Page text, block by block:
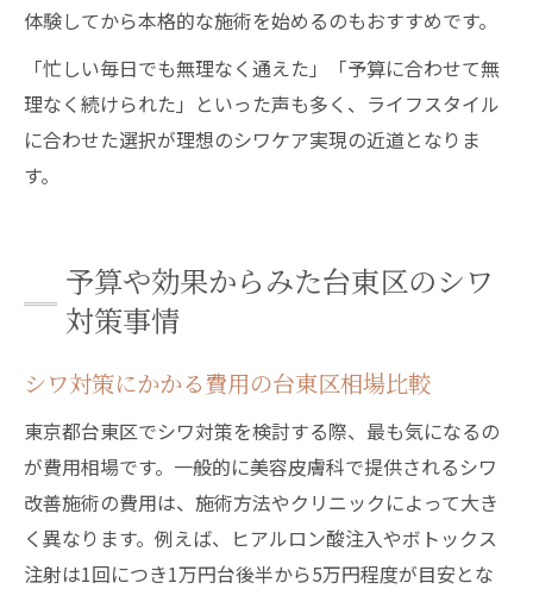
体験してから本格的な施術を始めるのもおすすめです。
「忙しい毎日でも無理なく通えた」「予算に合わせて無
理なく続けられた」といった声も多く、ライフスタイル
に合わせた選択が理想のシワケア実現の近道となりま
す。
予算や効果からみた台東区のシワ
対策事情
シワ対策にかかる費用の台東区相場比較
東京都台東区でシワ対策を検討する際、最も気になるの
が費用相場です。一般的に美容皮膚科で提供されるシワ
改善施術の費用は、施術方法やクリニックによって大き
く異なります。例えば、ヒアルロン酸注入やボトックス
注射は1回につき1万円台後半から5万円程度が目安とな